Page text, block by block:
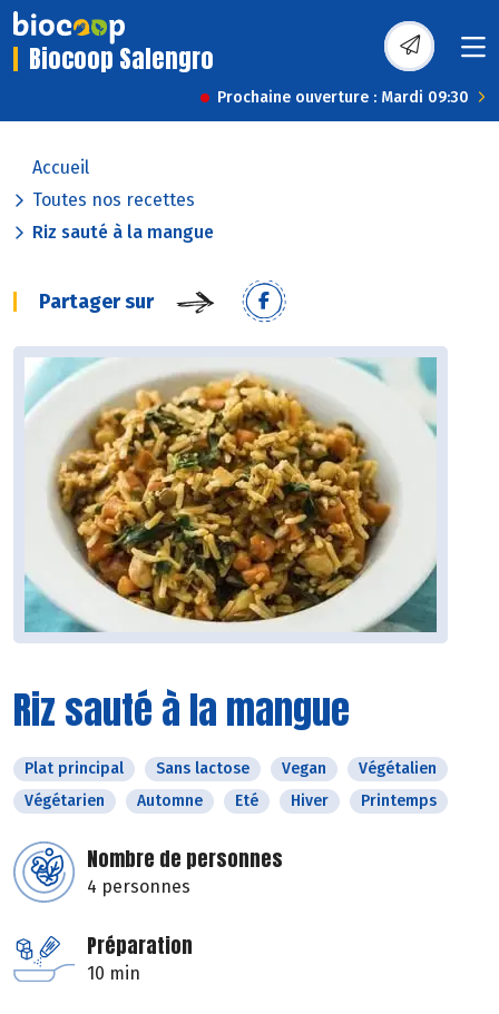
Biocoop Salengro
Prochaine ouverture : Mardi 09:30
Accueil
Toutes nos recettes
Riz sauté à la mangue
Partager sur
Riz sauté à la mangue
Plat principal Sans lactose Vegan
Végétalien
Végétarien
Automne Eté Hiver Printemps
Nombre de personnes
4 personnes
Préparation
10 min